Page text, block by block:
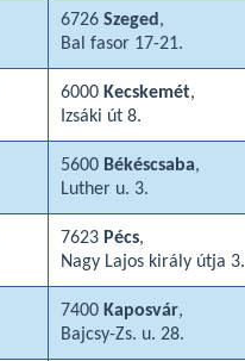
6726 Szeged ,
Bal fasor 17-21.
6000 Kecskemét,
Izsáki út 8.
5600 Békéscsaba,
Luther u. 3.
7623 Pécs,
Nagy Lajos király útja 3.
7400 Kaposvár,
Bajcsy-Zs. u. 28.